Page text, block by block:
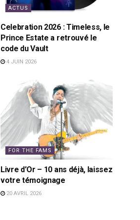
ACTUS
Celebration 2026 : Timeless, le
Prince Estate a retrouvé le
code du Vault
4 JUIN 2026
FOR THE FAMS
Livre d’Or – 10 ans déjà, laissez
votre témoignage
20 AVRIL 2026